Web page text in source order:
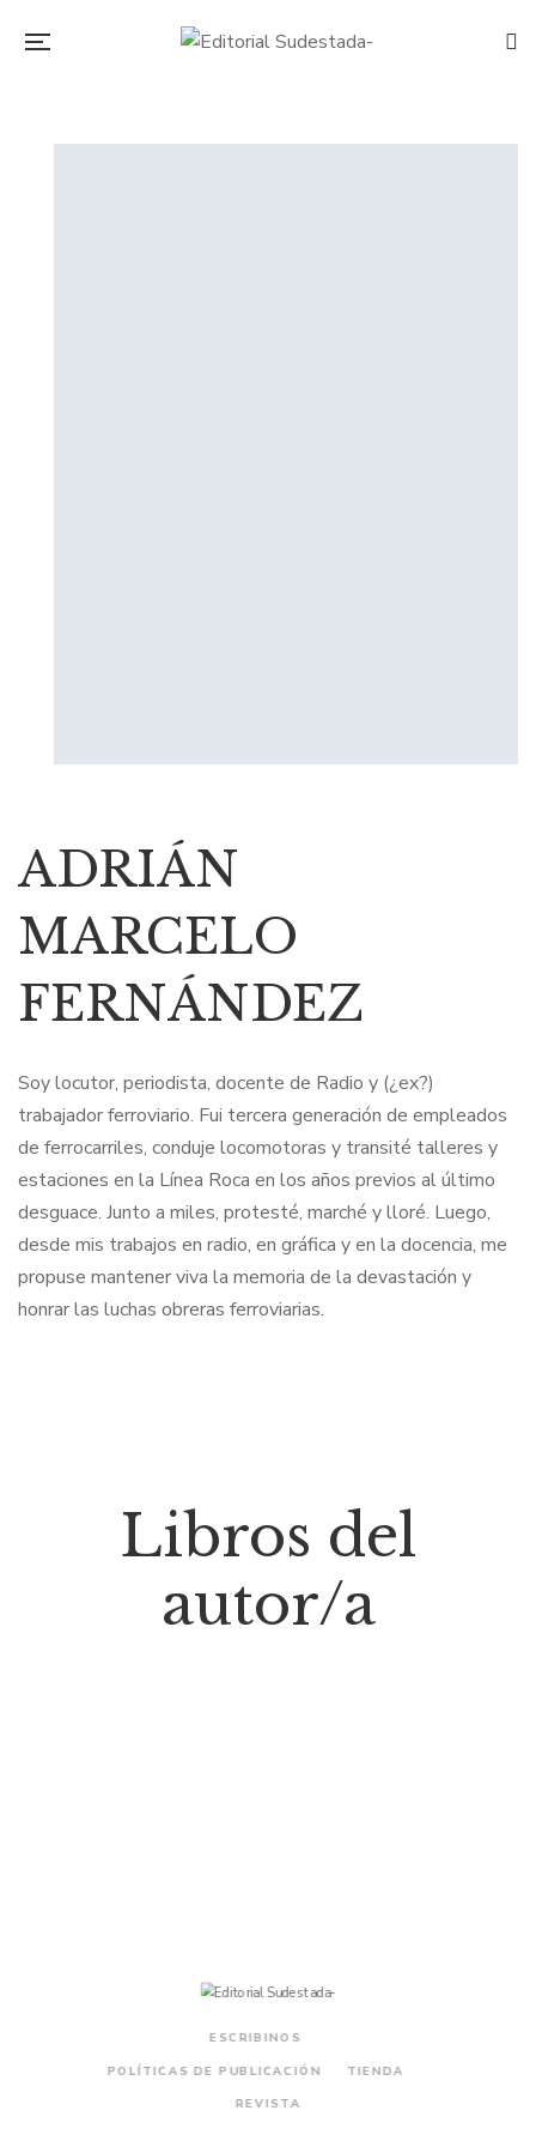
ADRIÁN
MARCELO
FERNÁNDEZ
Soy locutor, periodista, docente de Radio y (¿ex?)
trabajador ferroviario. Fui tercera generación de empleados
de ferrocarriles, conduje locomotoras y transité talleres y
estaciones en la Línea Roca en los años previos al último
desguace. Junto a miles, protesté, marché y lloré. Luego,
desde mis trabajos en radio, en gráfica y en la docencia, me
propuse mantener viva la memoria de la devastación y
honrar las luchas obreras ferroviarias.
Libros del
autor/a
ESCRIBINOS
POLÍTICAS DE PUBLICACIÓN TIENDA
REVISTA